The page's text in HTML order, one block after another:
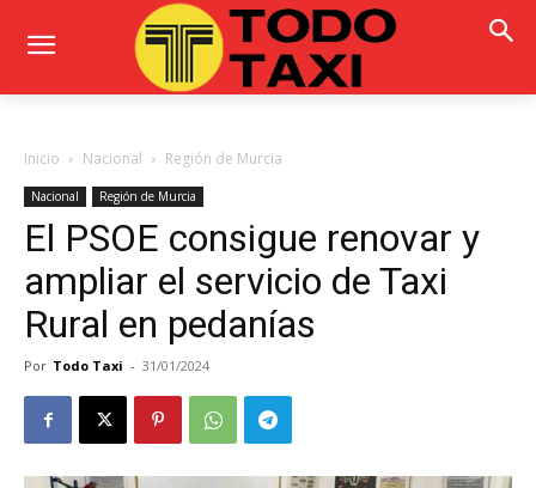
Inicio Nacional Región de Murcia
Nacional Región de Murcia
El PSOE consigue renovar y
ampliar el servicio de Taxi
Rural en pedanías
Por Todo Taxi - 31/01/2024